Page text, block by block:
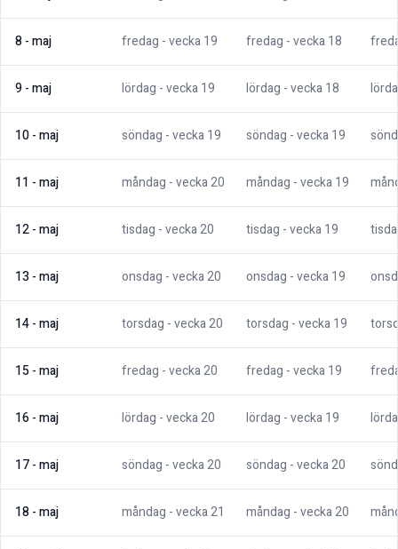
8-maj fredag - vecka19 fredag - vecka18
9-maj lördag - vecka19 lördag - vecka18
10-maj söndag - vecka19 söndag - vecka19
11 -maj måndag - vecka20 måndag - vecka19
12-maj tisdag - vecka20 tisdag - vecka19
13 -maj onsdag - vecka20 onsdag - vecka19
14-maj torsdag - vecka20 torsdag - vecka19
15-maj fredag - vecka20 fredag - vecka19
16-maj lördag - vecka20 lördag - vecka19
17-maj söndag - vecka20 söndag - vecka20
18-maj måndag - vecka21 måndag - vecka20